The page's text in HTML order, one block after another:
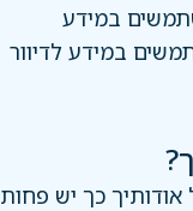
במידע
במידע לדיוור
כך יש פחות